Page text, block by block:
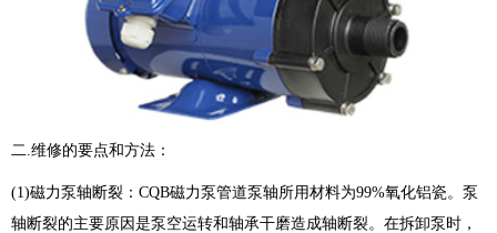
二.维修的要点和方法：
(1)磁力泵轴断裂：CQB磁力泵管道泵轴所用材料为99%氧化铝瓷。泵
轴断裂的主要原因是泵空运转和轴承干磨造成轴断裂。在拆卸泵时，